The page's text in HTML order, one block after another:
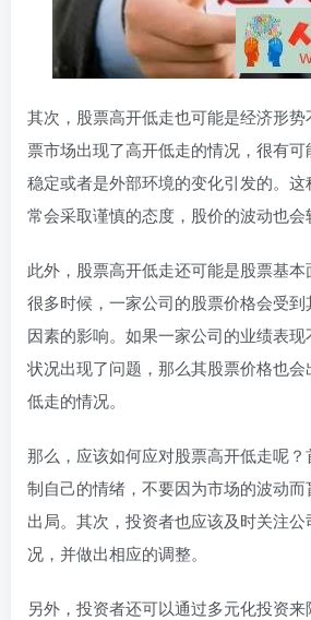
其次，股票高开低走也可能是经济形
票市场出现了高开低走的情况，很有
稳定或者是外部环境的变化引发的。
常会采取谨慎的态度，股价的波动也会
此外，股票高开低走还可能是股票基本
很多时候，一家公司的股票价格会受
因素的影响。如果一家公司的业绩表
状况出现了问题，那么其股票价格也
低走的情况。
那么，应该如何应对股票高开低走呢
制自己的情绪，不要因为市场的波动
出局。其次，投资者也应该及时关注
况，并做出相应的调整。
另外，投资者还可以通过多元化投资